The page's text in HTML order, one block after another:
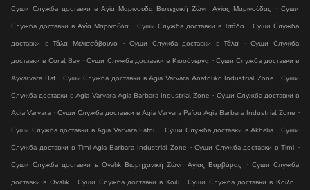
Суши Служба доставки в Αγία Μαρινούδα Βιοτεχνική Ζώνη Αγίας Μαρινούδας . Суши
Служба доставки в Αγία Μαρινούδα . Суши Служба доставки в Τσάδα . Суши Служба
доставки в Τάλα Μελισσόβουνο
. Суши Служба доставки в Τάλα . Суши Служба
доставки в Coral Bay . Суши Служба доставки в Κισσόνεργα . Суши Служба доставки в
Ayvarvara Baf . Суши Служба доставки в Agia Varvara Anatoliko Industrial Zone . Суши
Служба доставки в Agia Varvara Agia Barbara Industrial Zone . Суши Служба доставки в
Agia Varvara . Суши Служба доставки в Agia Varvara Pafou Agia Barbara Industrial Zone .
Суши Служба доставки в Agia Varvara Pafou . Суши Служба доставки в Akhelia . Суши
Служба доставки в Timi Agia Barbara Industrial Zone . Суши Служба доставки в Timi .
Суши Служба доставки в Ovalık Βιομηχανική Ζώνη Αγίας Βαρβάρας . Суши Служба
доставки в Ovalık . Суши Служба доставки в Koili . Суши Служба доставки в Κοίλη .